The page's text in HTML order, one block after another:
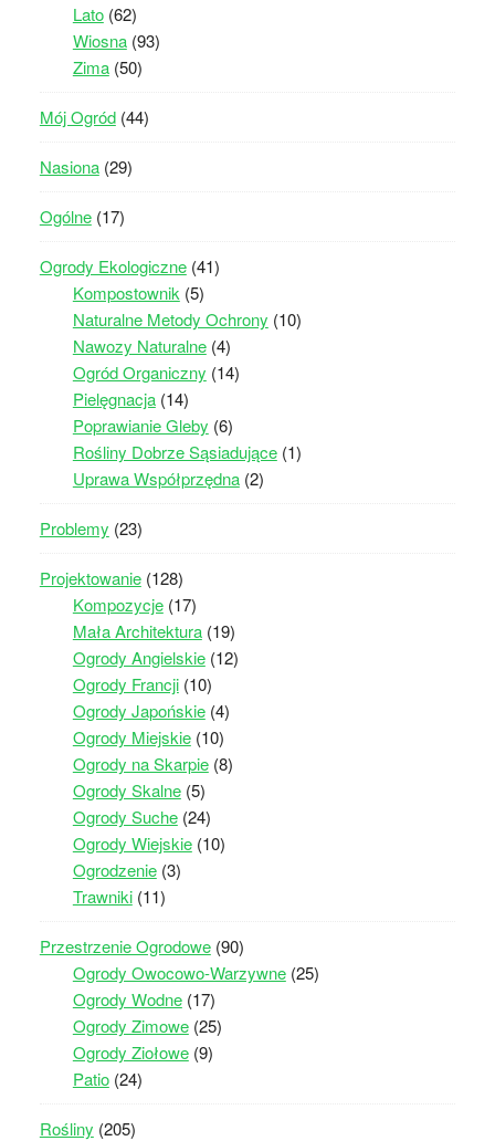
Lato(62)
Wiosna(93)
Zima(50)
Mój Ogród(44)
Nasiona(29)
Ogólne(17)
Ogrody Ekologiczne(41)
Kompostownik (5)
Naturalne Metody Ochrony (10)
Nawozy Naturalne(4)
Ogród Organiczny (14)
Pielęgnacja(14)
Poprawianie Gleby (6)
Rośliny Dobrze Sąsiadujące(1)
Uprawa Współprzędna(2)
Problemy (23)
Projektowanie(128)
Kompozycje(17)
Mała Architektura(19)
Ogrody Angielskie(12)
Ogrody Francji(10)
Ogrody Japońskie(4)
Ogrody Miejskie(10)
Ogrody na Skarpie(8)
Ogrody Skalne(5)
Ogrody Suche(24)
Ogrody Wiejskie(10)
Ogrodzenie(3)
Trawniki(11)
Przestrzenie Ogrodowe(90)
Ogrody Owocowo-Warzywne(25)
Ogrody Wodne(17)
Ogrody Zimowe(25)
Ogrody Ziołowe(9)
Patio(24)
Rośliny (205)